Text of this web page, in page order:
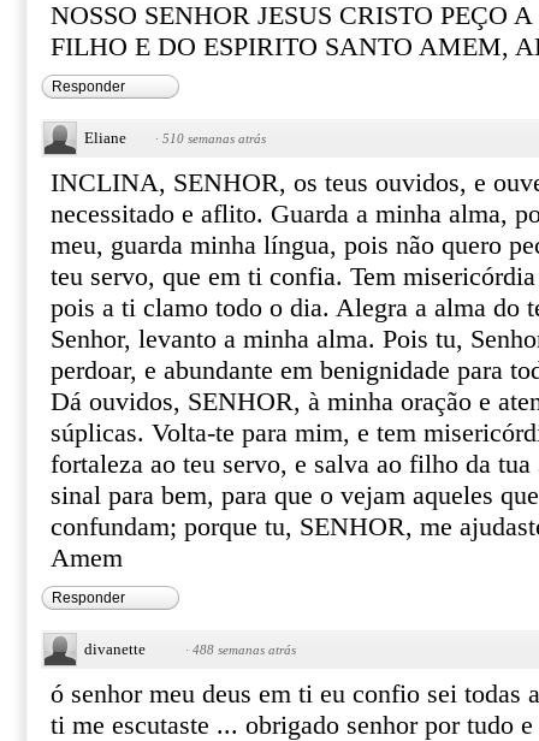
NOSSO SENHOR JESUS CRISTO PEÇO
FILHO E DO ESPIRITO SANTO AMEM,
Responder
Eliane · 510 semanas atrás
INCLINA, SENHOR, os teus ouvidos, e
necessitado e aflito. Guarda a minha alma,
meu, guarda minha língua, pois não quero
teu servo, que em ti confia. Tem
pois a ti clamo todo o dia. Alegra a alma do
Senhor, levanto a minha alma. Pois tu,
perdoar, e abundante em benignidade para
Dá ouvidos, SENHOR, à minha oração e
súplicas. Volta-te para mim, e tem
fortaleza ao teu servo, e salva ao filho da
sinal para bem, para que o vejam aqueles
confundam; porque tu, SENHOR, me
Amem
Responder
divanette · 488 semanas atrás
ó senhor meu deus em ti eu confio sei todas
ti me escutaste ... obrigado senhor por tudo